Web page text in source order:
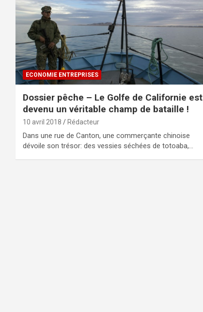
ECONOMIE ENTREPRISES
Dossier pêche – Le Golfe de Californie est
devenu un véritable champ de bataille !
10 avril 2018 Rédacteur
Dans une rue de Canton, une commerçante chinoise
dévoile son trésor: des vessies séchées de totoaba,…